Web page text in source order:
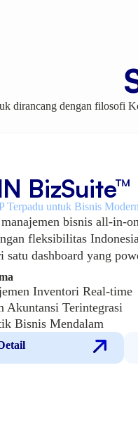
dirancang dengan filosofi
BizSuite™
Terpadu untuk Bisnis Modern
bisnis all-in-
fleksibilitas
satu dashboard yang
Inventori Real-time
Akuntansi Terintegrasi
Bisnis Mendalam